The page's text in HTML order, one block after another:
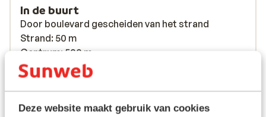
Deze website maakt gebruik van cookies
In de buurt
Door boulevard gescheiden van het strand
Strand: 50 m
Centrum: 500 m
Oude centrum: 800 m
Barstreet: 100 m
Luchthaven: 45 km
Bushalte: 500 m